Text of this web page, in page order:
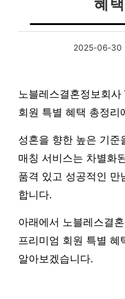
혜
2025-06-30
노블레스결혼정보회
회원 특별 혜택 총정리
성혼을 향한 높은 기준
매칭 서비스는 차별화
품격 있고 성공적인 만
합니다.
아래에서 노블레스결
프리미엄 회원 특별 혜
알아보겠습니다.